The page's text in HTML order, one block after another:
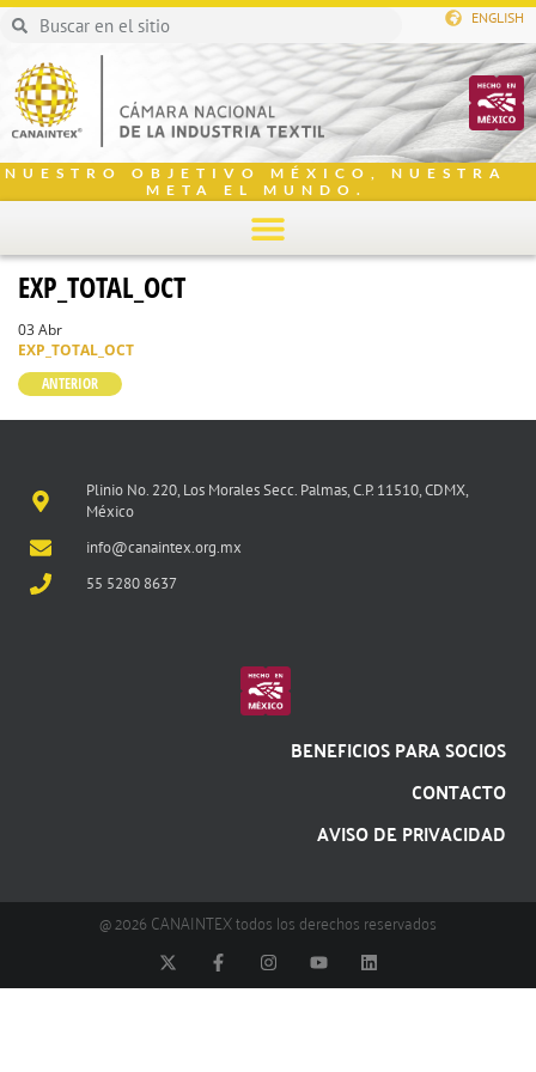
ENGLISH
NUESTRO OBJETIVO MÉXICO, NUESTRA
META EL MUNDO.
EXP_TOTAL_OCT
03 Abr
EXP_TOTAL_OCT
ANTERIOR
Plinio No. 220, Los Morales Secc. Palmas, C.P. 11510, CDMX,
México
info@canaintex.org.mx
55 5280 8637
BENEFICIOS PARA SOCIOS
CONTACTO
AVISO DE PRIVACIDAD
@ 2026 CANAINTEX todos los derechos reservados